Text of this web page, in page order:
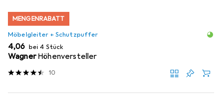
MENGENRABATT
Möbelgleiter + Schutzpuffer
EUR
4,06 bei 4 Stück
Wagner Höhenversteller
10